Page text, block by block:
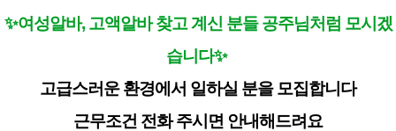
✨여성알바, 고액알바 찾고 계신 분들 공주님처럼 모시겠
습니다✨
고급스러운 환경에서 일하실 분을 모집합니다
근무조건 전화 주시면 안내해드려요